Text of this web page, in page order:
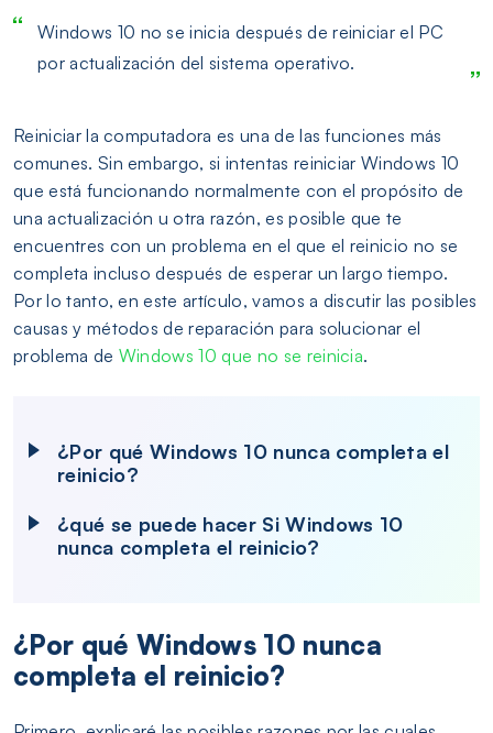
Windows 10 no se inicia después de reiniciar el PC
por actualización del sistema operativo.
Reiniciar la computadora es una de las funciones más
comunes. Sin embargo, si intentas reiniciar Windows 10
que está funcionando normalmente con el propósito de
una actualización u otra razón, es posible que te
encuentres con un problema en el que el reinicio no se
completa incluso después de esperar un largo tiempo.
Por lo tanto, en este artículo, vamos a discutir las posibles
causas y métodos de reparación para solucionar el
problema de Windows 10 que no se reinicia.
¿Por qué Windows 10 nunca completa el
reinicio?
¿qué se puede hacer Si Windows 10
nunca completa el reinicio?
¿Por qué Windows 10 nunca
completa el reinicio?